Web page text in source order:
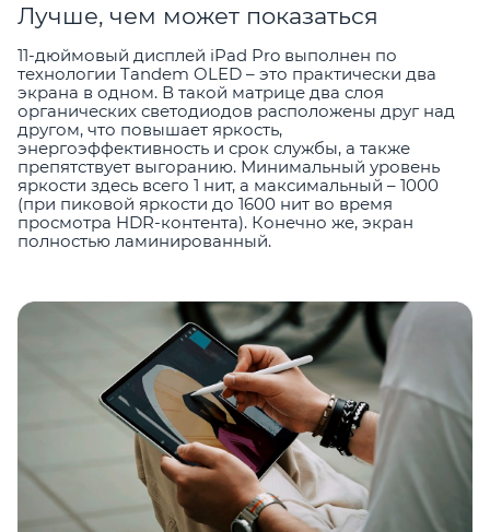
Лучше, чем может показаться
11-дюймовый дисплей iPad Pro выполнен по
технологии Tandem OLED – это практически два
экрана в одном. В такой матрице два слоя
органических светодиодов расположены друг над
другом, что повышает яркость,
энергоэффективность и срок службы, а также
препятствует выгоранию. Минимальный уровень
яркости здесь всего 1 нит, а максимальный – 1000
(при пиковой яркости до 1600 нит во время
просмотра HDR-контента). Конечно же, экран
полностью ламинированный.